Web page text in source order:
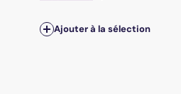
Ajouter à la sélection